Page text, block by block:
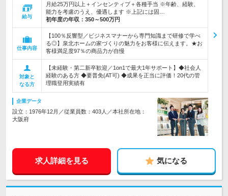
給与
月給25万円以上＋インセンティブ＋各種手当 ※年齢、経験、
能力を考慮のうえ、優遇します ※上記には固…
初年度の年収： 350～500万円
仕事内容
【100％反響型／ビジネスマナーから専門知識まで研修で学べ
る◎】泉北ホームの家づくりの魅力をお客様に伝えます。★お
客様満足度97％の商品力が自慢
対象と
なる方
【未経験・第二新卒歓迎／1on1で最大1年サポート】◆社会人
経験のある方 ◆要普免(AT可) ◆成果を正当に評価！20代の管
理職登用実績有
企業データ
設立：1976年12月／従業員数：403人／本社所在地：
大阪府
求人詳細を見る 気になる